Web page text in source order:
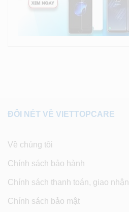
ĐÔI NÉT VỀ VIETTOPCARE
Về chúng tôi
Chính sách bảo hành
Chính sách thanh toán, giao nhận
Chính sách bảo mật